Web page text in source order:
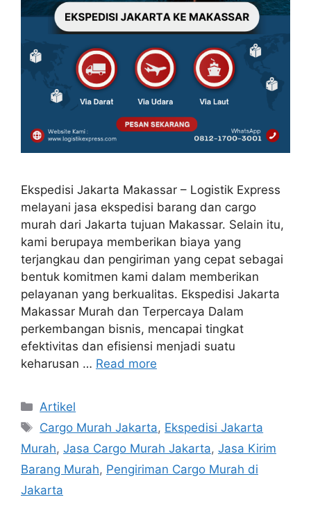
Ekspedisi Jakarta Makassar – Logistik Express
melayani jasa ekspedisi barang dan cargo
murah dari Jakarta tujuan Makassar. Selain itu,
kami berupaya memberikan biaya yang
terjangkau dan pengiriman yang cepat sebagai
bentuk komitmen kami dalam memberikan
pelayanan yang berkualitas. Ekspedisi Jakarta
Makassar Murah dan Terpercaya Dalam
perkembangan bisnis, mencapai tingkat
efektivitas dan efisiensi menjadi suatu
keharusan … Read more
Artikel
Cargo Murah Jakarta, Ekspedisi Jakarta
Murah, Jasa Cargo Murah Jakarta, Jasa Kirim
Barang Murah, Pengiriman Cargo Murah di
Jakarta